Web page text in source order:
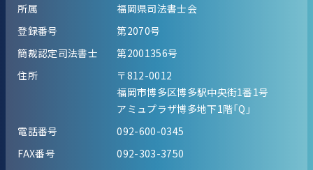
所属
福岡県司法書士会
登録番号
第2070号
簡裁認定司法書士
第2001356号
住所
〒812-0012
福岡市博多区博多駅中央街1番1号
アミュプラザ博多地下1階「Q」
電話番号
092-600-0345
FAX番号
092-303-3750